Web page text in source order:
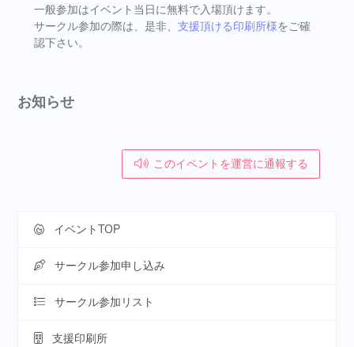
一般参加はイベント当日に無料で入場頂けます。
サークル参加の際は、是非、 支援頂ける印刷所様をご確
認下さい。
お知らせ
このイベントを運営に通報する
イベントTOP
サークル参加申し込み
サークル参加リスト
支援印刷所